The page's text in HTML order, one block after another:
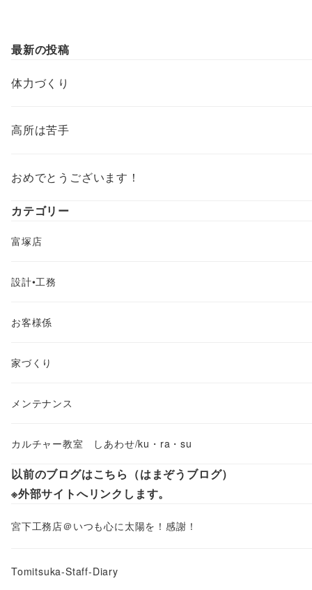
最新の投稿
体力づくり
高所は苦手
おめでとうございます！
カテゴリー
富塚店
設計•工務
お客様係
家づくり
メンテナンス
カルチャー教室 しあわせ/ku・ra・su
以前のブログはこちら（はまぞうブログ）
※外部サイトへリンクします。
宮下工務店＠いつも心に太陽を！感謝！
Tomitsuka-Staff-Diary